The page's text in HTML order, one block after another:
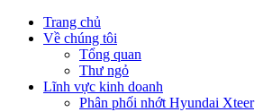
Trang chủ
Về chúng tôi
Tổng quan
Thư ngỏ
Lĩnh vực kinh doanh
Phân phối nhớt Hyundai Xteer